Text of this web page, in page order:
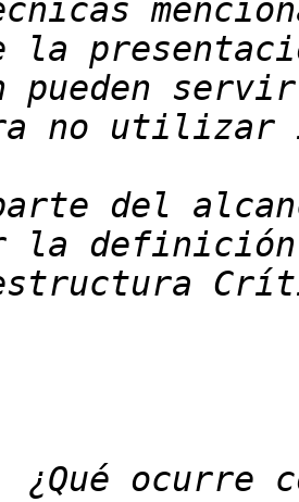
la
del
¿Qué ocurre